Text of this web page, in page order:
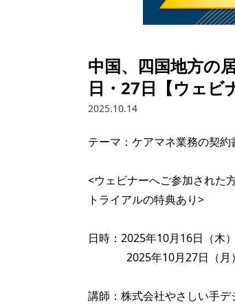
中国、四国地方の
日・27日【ウェビ
2025.10.14
テーマ：ケアマネ業務の契約
<ウェビナーへご参加された
トライアルの特典あり>
日時：2025年10月16日（木
講師：株式会社やさしい手